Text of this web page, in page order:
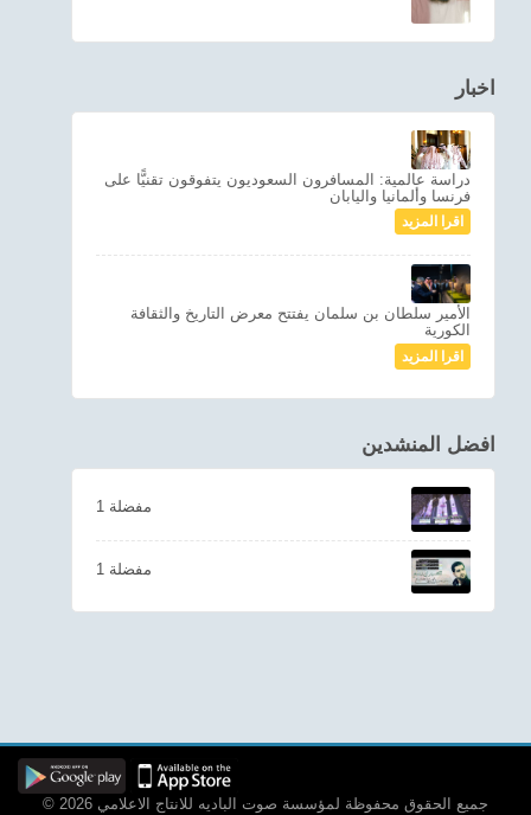
اخبار
دراسة عالمية: المسافرون السعوديون يتفوقون تقنيًّا على
فرنسا وألمانيا واليابان
اقرا المزيد
الأمير سلطان بن سلمان يفتتح معرض التاريخ والثقافة
الكورية
اقرا المزيد
افضل المنشدين
1 مفضلة
1 مفضلة
© 2026 جميع الحقوق محفوظة لمؤسسة صوت الباديه للانتاج الاعلامي